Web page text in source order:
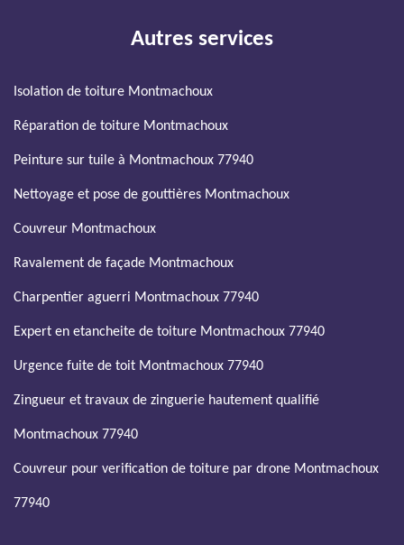
Autres services
Isolation de toiture Montmachoux
Réparation de toiture Montmachoux
Peinture sur tuile à Montmachoux 77940
Nettoyage et pose de gouttières Montmachoux
Couvreur Montmachoux
Ravalement de façade Montmachoux
Charpentier aguerri Montmachoux 77940
Expert en etancheite de toiture Montmachoux 77940
Urgence fuite de toit Montmachoux 77940
Zingueur et travaux de zinguerie hautement qualifié
Montmachoux 77940
Couvreur pour verification de toiture par drone Montmachoux
77940